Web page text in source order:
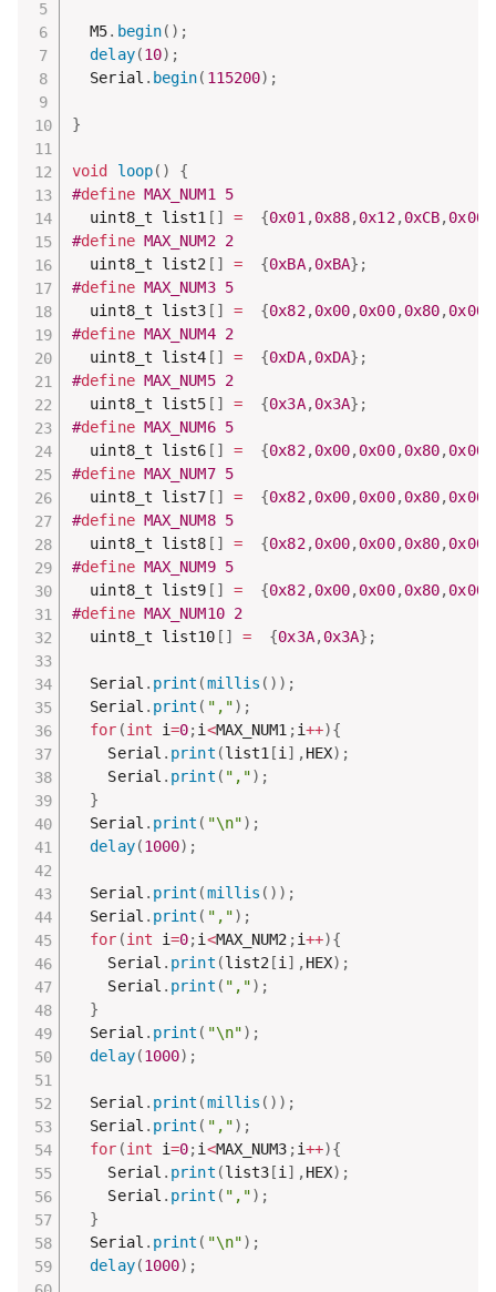
  M5
. begin( ) ;
delay(10) ;
  Serial
. begin( 115200) ;
}
void loop( )
{
#define MAX_NUM1 5
  uint8_t list1
[ ] = {0x01,0x88,0x12,0xCB,0x00
#define MAX_NUM2 2
  uint8_t list2
[ ] = {0xBA,0xBA} ;
#define MAX_NUM3 5
  uint8_t list3
[ ] = {0x82,0x00,0x00,0x80,0x00
#define MAX_NUM4 2
  uint8_t list4
[ ] = {0xDA,0xDA} ;
#define MAX_NUM5 2
  uint8_t list5
[ ] = {0x3A,0x3A} ;
#define MAX_NUM6 5
  uint8_t list6
[ ] = {0x82,0x00,0x00,0x80,0x00
#define MAX_NUM7 5
  uint8_t list7
[ ] = {0x82,0x00,0x00,0x80,0x00
#define MAX_NUM8 5
  uint8_t list8
[ ] = {0x82,0x00,0x00,0x80,0x00
#define MAX_NUM9 5
  uint8_t list9
[ ] = {0x82,0x00,0x00,0x80,0x00
#define MAX_NUM10 2
  uint8_t list10
[ ] = {0x3A,0x3A} ;
  Serial
. print (millis ( ) ) ;
  Serial
. print ( ",") ;
for (int i=0;i<MAX_NUM1 ;i++){
    Serial
. print (list1 [i] ,HEX) ;
    Serial
. print ( ",") ;
}
  Serial
. print ( "\n") ;
delay(1000) ;
  Serial
. print (millis ( ) ) ;
  Serial
. print ( ",") ;
for (int i=0;i<MAX_NUM2 ;i++){
    Serial
. print (list2 [i] ,HEX) ;
    Serial
. print ( ",") ;
}
  Serial
. print ( "\n") ;
delay(1000) ;
  Serial
. print (millis ( ) ) ;
  Serial
. print ( ",") ;
for (int i=0;i<MAX_NUM3 ;i++){
    Serial
. print (list3 [i] ,HEX) ;
    Serial
. print ( ",") ;
}
  Serial
. print ( "\n") ;
delay(1000) ;